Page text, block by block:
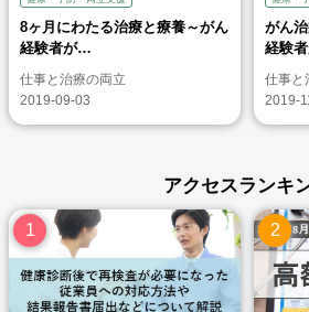
8ヶ月にわたる治療と療養～がん
経験者が…
仕事と治療の両立
2019-09-03
がん
経験
仕事と
2019-
アクセスランキ